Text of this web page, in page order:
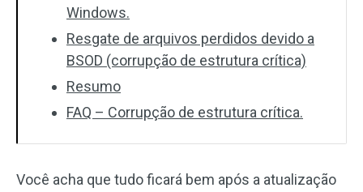
Windows.
Resgate de arquivos perdidos devido a
BSOD (corrupção de estrutura crítica)
Resumo
FAQ – Corrupção de estrutura crítica.
Você acha que tudo ficará bem após a atualização